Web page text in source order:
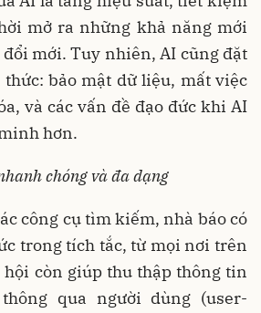
mở ra những khả năng mới
mới. Tuy nhiên, AI cũng đặt
bảo mật dữ liệu, mất việc
và các vấn đề đạo đức khi AI
hơn.
chóng và đa dạng
công cụ tìm kiếm, nhà báo có
trong tích tắc, từ mọi nơi trên
hội còn giúp thu thập thông tin
qua người dùng (user-